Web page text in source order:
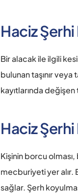
Haciz
Bir alacak ile ilgili
bulunan taşınır
kayıtlarında
Haciz Şerhi
Kişinin borcu
mecburiyeti yer alır.
sağlar. Şerh